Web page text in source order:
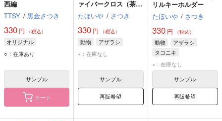
西編
TTSY / 黒金さつき
330 円 （税込）
オリジナル
○：在庫あり
サンプル
カート
ァイバークロス（茶
柱）
たほいや / さつき
330 円 （税込）
動物
アザラシ
×：在庫なし
サンプル
再販希望
リルキーホルダー
たほいや / さつき
330円 （税込）
動物
アザラシ
タコニキ
×：在庫なし
サンプル
再販希望